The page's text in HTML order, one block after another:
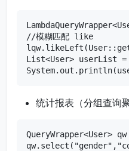
//模糊匹配 like
List<User> userList
统计报表（分组查询
QueryWrapper<User>